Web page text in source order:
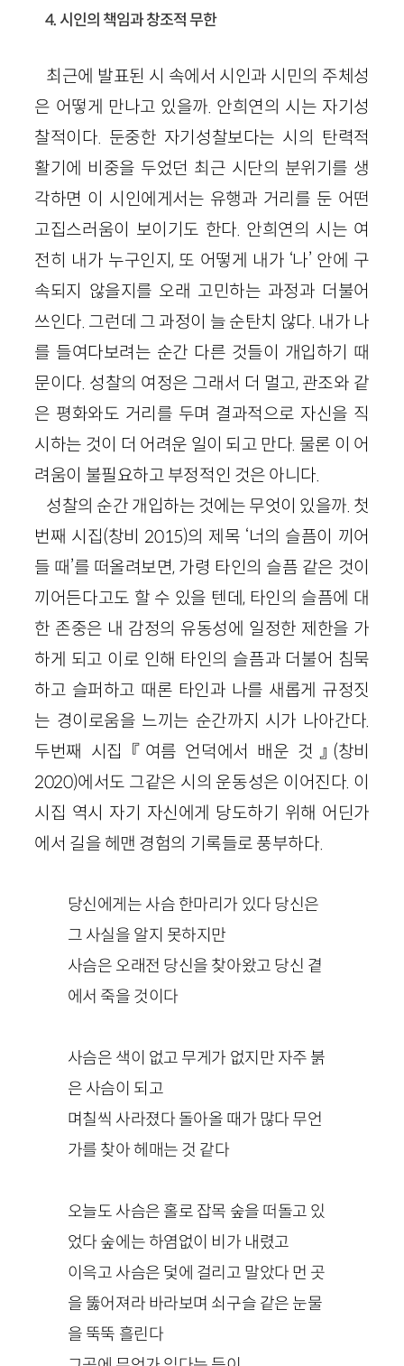
4. 시인의 책임과 창조적 무한
최근에 발표된 시 속에서 시인과 시민의 주체성
은 어떻게 만나고 있을까. 안희연의 시는 자기성
찰적이다. 둔중한 자기성찰보다는 시의 탄력적
활기에 비중을 두었던 최근 시단의 분위기를 생
각하면 이 시인에게서는 유행과 거리를 둔 어떤
고집스러움이 보이기도 한다. 안희연의 시는 여
전히 내가 누구인지, 또 어떻게 내가 ‘나’ 안에 구
속되지 않을지를 오래 고민하는 과정과 더불어
쓰인다. 그런데 그 과정이 늘 순탄치 않다. 내가 나
를 들여다보려는 순간 다른 것들이 개입하기 때
문이다. 성찰의 여정은 그래서 더 멀고, 관조와 같
은 평화와도 거리를 두며 결과적으로 자신을 직
시하는 것이 더 어려운 일이 되고 만다. 물론 이 어
려움이 불필요하고 부정적인 것은 아니다.
성찰의 순간 개입하는 것에는 무엇이 있을까. 첫
번째 시집(창비 2015)의 제목 ‘너의 슬픔이 끼어
들 때’를 떠올려보면, 가령 타인의 슬픔 같은 것이
끼어든다고도 할 수 있을 텐데, 타인의 슬픔에 대
한 존중은 내 감정의 유동성에 일정한 제한을 가
하게 되고 이로 인해 타인의 슬픔과 더불어 침묵
하고 슬퍼하고 때론 타인과 나를 새롭게 규정짓
는 경이로움을 느끼는 순간까지 시가 나아간다.
두번째 시집 『여름 언덕에서 배운 것』(창비
2020)에서도 그같은 시의 운동성은 이어진다. 이
시집 역시 자기 자신에게 당도하기 위해 어딘가
에서 길을 헤맨 경험의 기록들로 풍부하다.
당신에게는 사슴 한마리가 있다 당신은
그 사실을 알지 못하지만
사슴은 오래전 당신을 찾아왔고 당신 곁
에서 죽을 것이다
사슴은 색이 없고 무게가 없지만 자주 붉
은 사슴이 되고
며칠씩 사라졌다 돌아올 때가 많다 무언
가를 찾아 헤매는 것 같다
오늘도 사슴은 홀로 잡목 숲을 떠돌고 있
었다 숲에는 하염없이 비가 내렸고
이윽고 사슴은 덫에 걸리고 말았다 먼 곳
을 뚫어져라 바라보며 쇠구슬 같은 눈물
을 뚝뚝 흘린다